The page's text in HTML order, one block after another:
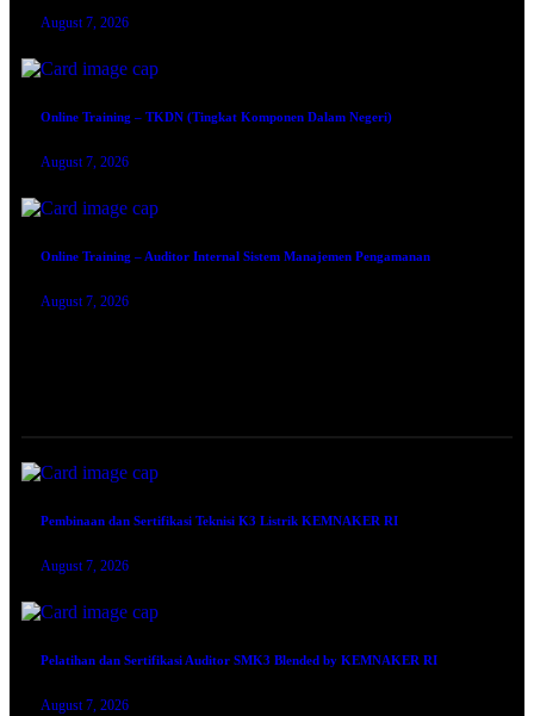
August 7, 2026
Online Training – TKDN (Tingkat Komponen Dalam Negeri)
August 7, 2026
Online Training – Auditor Internal Sistem Manajemen Pengamanan
August 7, 2026
Pembinaan dan Sertifikasi Teknisi K3 Listrik KEMNAKER RI
August 7, 2026
Pelatihan dan Sertifikasi Auditor SMK3 Blended by KEMNAKER RI
August 7, 2026